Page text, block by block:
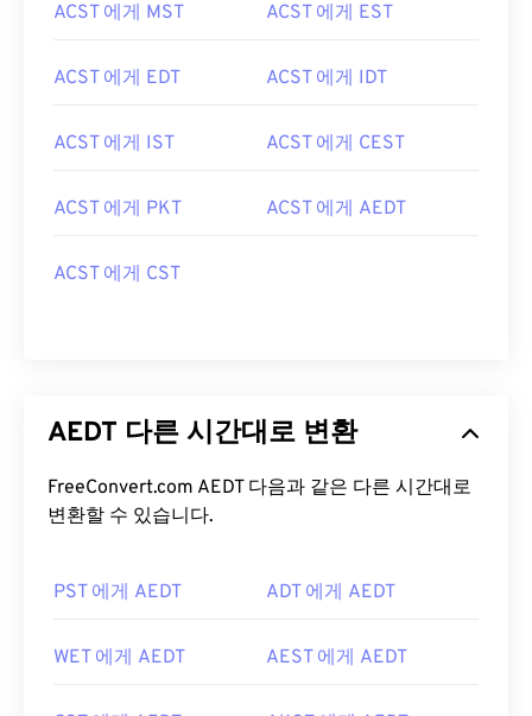
ACST 에게 MST ACST 에게 EST
ACST 에게 EDT ACST 에게 IDT
ACST 에게 IST ACST 에게 CEST
ACST 에게 PKT ACST 에게 AEDT
ACST 에게 CST
AEDT 다른 시간대로 변환
FreeConvert.com AEDT 다음과 같은 다른 시간대로
변환할 수 있습니다.
PST 에게 AEDT ADT 에게 AEDT
WET 에게 AEDT AEST 에게 AEDT